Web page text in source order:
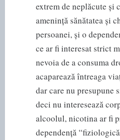
extrem de neplăcute și
amenință sănătatea și
persoanei, și o
ce ar fi interesat strict
nevoia de a consuma
acaparează întreaga
dar care nu presupune
deci nu interesează
alcoolul, nicotina ar fi
dependență